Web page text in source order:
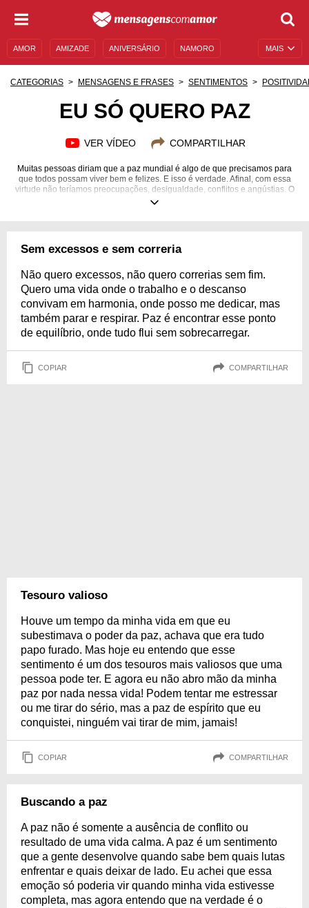
MAIS
AMOR AMIZADE ANIVERSÁRIO NAMORO
AUTOAJUDA
CATEGORIAS MENSAGENS E FRASES SENTIMENTOS
EU SÓ QUERO PAZ
VER VÍDEO COMPARTILHAR
Muitas pessoas diriam que a paz mundial é algo de que precisamos para
que todos possam viver bem e felizes. E isso é verdade. Afinal, com essa
virtude não teríamos preocupações, desigualdade, conflitos e angústias. O
sentimento de paz é tão poderoso e tão transformador que podemos nos
a ter uma vida plena e satisfatória!
Sem excessos e sem correria
Não quero excessos, não quero correrias sem fim.
Quero uma vida onde o trabalho e o descanso
convivam em harmonia, onde posso me dedicar, mas
também parar e respirar. Paz é encontrar esse ponto
de equilíbrio, onde tudo flui sem sobrecarregar.
COPIAR COMPARTILHAR
Tesouro valioso
Houve um tempo da minha vida em que eu
subestimava o poder da paz, achava que era tudo
papo furado. Mas hoje eu entendo que esse
sentimento é um dos tesouros mais valiosos que uma
pessoa pode ter. E agora eu não abro mão da minha
paz por nada nessa vida! Podem tentar me estressar
ou me tirar do sério, mas a paz de espírito que eu
conquistei, ninguém vai tirar de mim, jamais!
COPIAR COMPARTILHAR
Buscando a paz
A paz não é somente a ausência de conflito ou
resultado de uma vida calma. A paz é um sentimento
que a gente desenvolve quando sabe bem quais lutas
enfrentar e quais deixar de lado. Eu achei que essa
emoção só poderia vir quando minha vida estivesse
completa, mas agora entendo que na verdade é o